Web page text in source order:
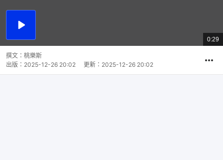
播
總
共
0:29
撰文： 桃樂斯
出版： 2025-12-26 20:02 更新： 2025-12-26 20:02